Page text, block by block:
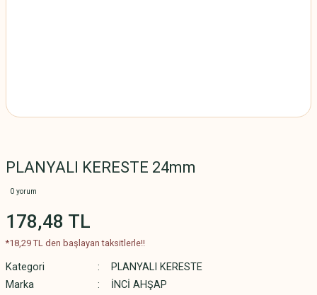
PLANYALI KERESTE 24mm
0 yorum
178,48 TL
*18,29 TL den başlayan taksitlerle!!
Kategori
PLANYALI KERESTE
Marka
İNCİ AHŞAP